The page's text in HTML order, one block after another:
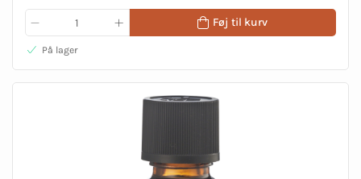
Føj til kurv
På lager